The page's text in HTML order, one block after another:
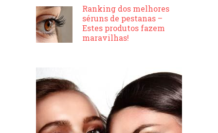
Ranking dos melhores
séruns de pestanas –
Estes produtos fazem
maravilhas!